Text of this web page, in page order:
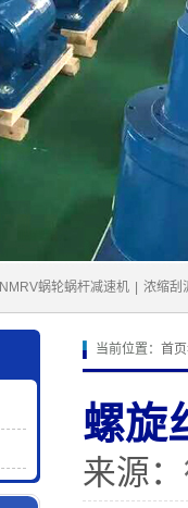
NMRV蜗轮蜗杆减速机 浓缩刮
当前位置： 首页
螺旋
来源：